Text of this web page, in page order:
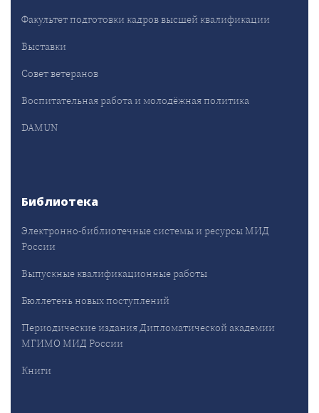
Факультет подготовки кадров высшей квалификации
Выставки
Совет ветеранов
Воспитательная работа и молодёжная политика
DAMUN
Библиотека
Электронно-библиотечные системы и ресурсы МИД
России
Выпускные квалификационные работы
Бюллетень новых поступлений
Периодические издания Дипломатической академии
МГИМО МИД России
Книги